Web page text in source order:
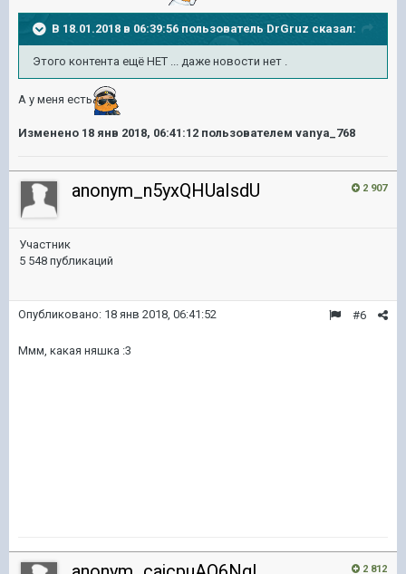
В 18.01.2018 в 06:39:56 пользователь DrGruz сказал:
Этого контента ещё НЕТ ... даже новости нет .
А у меня есть
Изменено 18 янв 2018, 06:41:12 пользователем vanya_768
2 907
anonym_n5yxQHUaIsdU
Участник
5 548 публикаций
#6
Опубликовано: 18 янв 2018, 06:41:52
Ммм, какая няшка :3
2 812